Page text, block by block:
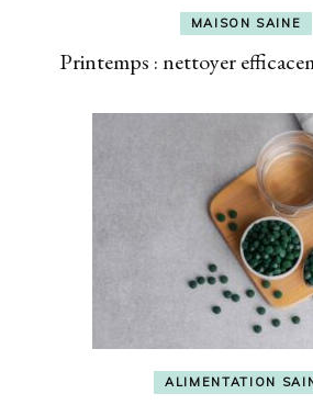
MAISON SAINE
Printemps : nettoyer
ALIMENTATION